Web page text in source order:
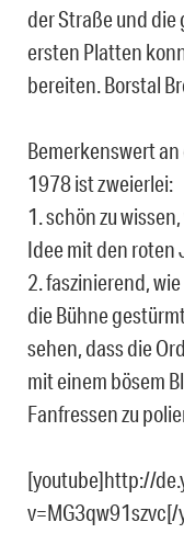
der Straße und
ersten Platten
bereiten. Borstal
Bemerkenswert
1978 ist zweierlei:
1. schön zu
Idee mit den
2. faszinierend,
die Bühne
sehen, dass die
mit einem bösem
Fanfressen zu
[youtube]http://